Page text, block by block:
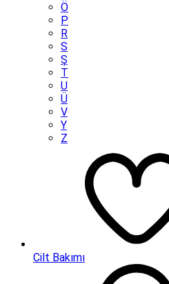
Ö
P
R
S
Ş
T
U
Ü
V
Y
Z
Cilt Bakımı